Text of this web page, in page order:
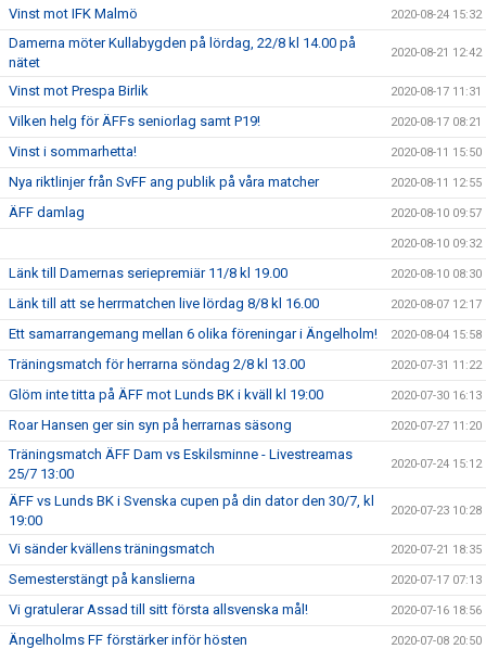
Vinst mot IFK Malmö 2020-08-24 15:32
Damerna möter Kullabygden på lördag, 22/8 kl 14.00 på
nätet
2020-08-21 12:42
Vinst mot Prespa Birlik 2020-08-17 11:31
Vilken helg för ÄFFs seniorlag samt P19! 2020-08-17 08:21
Vinst i sommarhetta! 2020-08-11 15:50
Nya riktlinjer från SvFF ang publik på våra matcher 2020-08-11 12:55
ÄFF damlag 2020-08-10 09:57
2020-08-10 09:32
Länk till Damernas seriepremiär 11/8 kl 19.00 2020-08-10 08:30
Länk till att se herrmatchen live lördag 8/8 kl 16.00 2020-08-07 12:17
Ett samarrangemang mellan 6 olika föreningar i Ängelholm! 2020-08-04 15:58
Träningsmatch för herrarna söndag 2/8 kl 13.00 2020-07-31 11:22
Glöm inte titta på ÄFF mot Lunds BK i kväll kl 19:00 2020-07-30 16:13
Roar Hansen ger sin syn på herrarnas säsong 2020-07-27 11:20
Träningsmatch ÄFF Dam vs Eskilsminne - Livestreamas
25/7 13:00
2020-07-24 15:12
ÄFF vs Lunds BK i Svenska cupen på din dator den 30/7, kl
19:00
2020-07-23 10:28
Vi sänder kvällens träningsmatch 2020-07-21 18:35
Semesterstängt på kanslierna 2020-07-17 07:13
Vi gratulerar Assad till sitt första allsvenska mål! 2020-07-16 18:56
Ängelholms FF förstärker inför hösten 2020-07-08 20:50